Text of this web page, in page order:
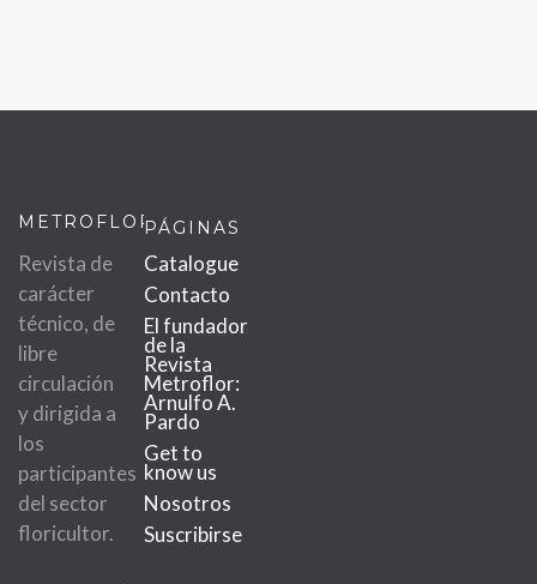
METROFLOR
Revista de
carácter
técnico, de
libre
circulación
y dirigida a
los
participantes
del sector
floricultor.
PÁGINAS
Catalogue
Contacto
El fundador
de la
Revista
Metroflor:
Arnulfo A.
Pardo
Get to
know us
Nosotros
Suscribirse